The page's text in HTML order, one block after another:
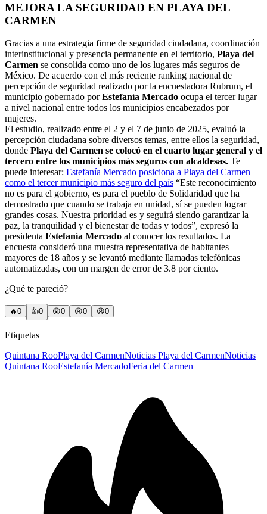
MEJORA LA SEGURIDAD EN PLAYA DEL
CARMEN
Gracias a una estrategia firme de seguridad ciudadana, coordinación
interinstitucional y presencia permanente en el territorio, Playa del
Carmen se consolida como uno de los lugares más seguros de
México. De acuerdo con el más reciente ranking nacional de
percepción de seguridad realizado por la encuestadora Rubrum, el
municipio gobernado porEstefanía Mercado ocupa el tercer lugar
a nivel nacional entre todos los municipios encabezados por
mujeres.
El estudio, realizado entre el 2 y el 7 de junio de 2025, evaluó la
percepción ciudadana sobre diversos temas, entre ellos la seguridad,
donde Playa del Carmen se colocó en el cuarto lugar general y el
tercero entre los municipios más seguros con alcaldesas. Te
puede interesar: Estefanía Mercado posiciona a Playa del Carmen
como el tercer municipio más seguro del país “Este reconocimiento
no es para el gobierno, es para el pueblo de Solidaridad que ha
demostrado que cuando se trabaja en unidad, sí se pueden lograr
grandes cosas. Nuestra prioridad es y seguirá siendo garantizar la
paz, la tranquilidad y el bienestar de todas y todos”, expresó la
presidenta Estefanía Mercado al conocer los resultados. La
encuesta consideró una muestra representativa de habitantes
mayores de 18 años y se levantó mediante llamadas telefónicas
automatizadas, con un margen de error de 3.8 por ciento.
¿Qué te pareció?
🔥0 👍0 😲0 😢0 😠0
Etiquetas
Quintana RooPlaya del CarmenNoticias Playa del CarmenNoticias
Quintana RooEstefanía MercadoFeria del Carmen